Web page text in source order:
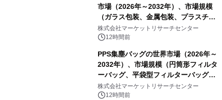
市場（2026年～2032年）、市場規模
（ガラス包装、金属包装、プラスチッ
ク包装、その他）・分析レポートを発
表
株式会社マーケットリサーチセンター
12時間前
PPS集塵バッグの世界市場（2026年～
2032年）、市場規模（円筒形フィルタ
ーバッグ、平袋型フィルターバッグ、
プリーツフィルターバッグ、その
他）・分析レポートを発表
株式会社マーケットリサーチセンター
12時間前